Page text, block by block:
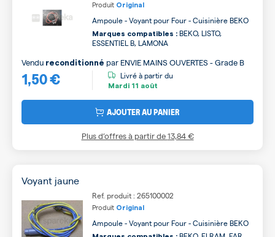
Produit Original
Ampoule - Voyant pour Four - Cuisinière BEKO
Marques compatibles : BEKO, LISTO,
ESSENTIEL B, LAMONA
1,50 €
Vendu reconditionné par ENVIE MAINS OUVERTES - Grade B
Livré à partir du
Mardi 11 août
AJOUTER AU PANIER
Plus d’offres à partir de13,84 €
Voyant jaune
Ref. produit : 265100002
Produit Original
Ampoule - Voyant pour Four - Cuisinière BEKO